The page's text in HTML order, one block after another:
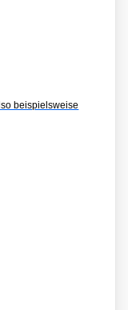
beispielsweise